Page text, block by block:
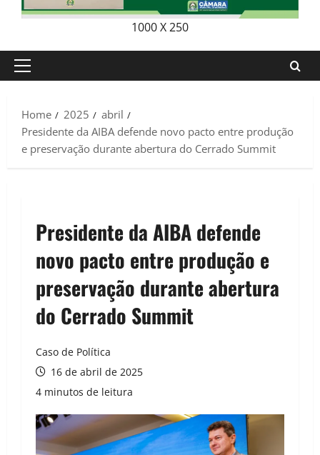
1000 X 250
Primary
Home
2025
abril
Presidente da AIBA defende novo pacto entre produção
e preservação durante abertura do Cerrado Summit
Presidente da AIBA defende
novo pacto entre produção e
preservação durante abertura
do Cerrado Summit
Caso de Política
16 de abril de 2025
4 minutos de leitura